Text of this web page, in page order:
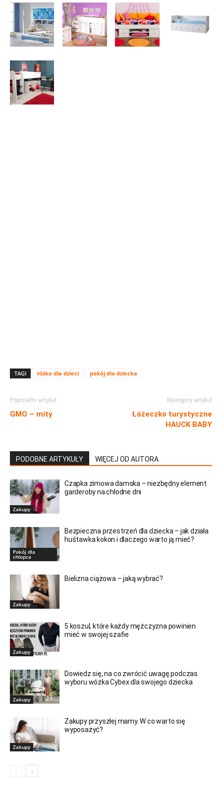
TAGI łóżko dla dzieci pokój dla dziecka
Poprzedni artykuł
GMO – mity
Następny artykuł
Łóżeczko turystyczne
HAUCK BABY
PODOBNE ARTYKUŁY WIĘCEJ OD AUTORA
Zakupy
Czapka zimowa damska – niezbędny element
garderoby na chłodne dni
Pokój dla
chłopca
Bezpieczna przestrzeń dla dziecka – jak działa
huśtawka kokon i dlaczego warto ją mieć?
Zakupy
Bielizna ciążowa – jaką wybrać?
Zakupy
5 koszul, które każdy mężczyzna powinien
mieć w swojej szafie
Zakupy
Dowiedz się, na co zwrócić uwagę podczas
wyboru wózka Cybex dla swojego dziecka
Zakupy
Zakupy przyszłej mamy. W co warto się
wyposażyć?